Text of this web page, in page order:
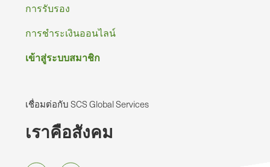
การรับรอง
การชําระเงินออนไลน์
เข้าสู่ระบบสมาชิก
เชื่อมต่อกับ SCS Global Services
เราคือสังคม